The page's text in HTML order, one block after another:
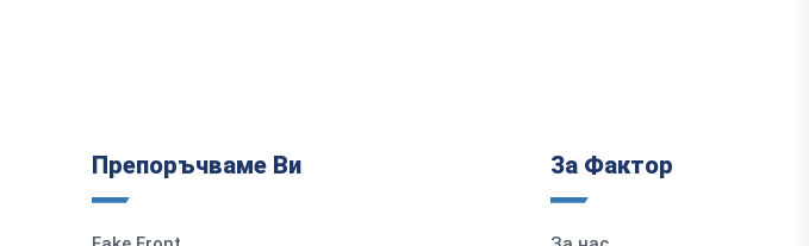
Препоръчваме Ви За Фактор